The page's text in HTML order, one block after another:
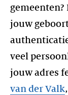
gemeenten?
jouw
veel
jouw adres
van der Valk